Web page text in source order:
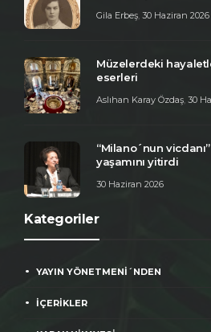
Gila Erbeş 30 Haziran 2026
Müzelerdeki
eserleri
Aslıhan Karay Özdaş 30
“Milano´nun
yaşamını yitirdi
30 Haziran 2026
Kategoriler
YAYIN YÖNETMENİ´NDEN
İÇERİKLER